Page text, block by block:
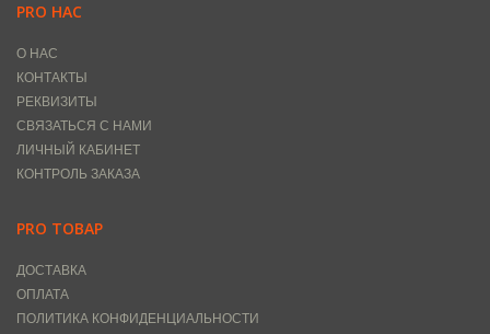
PRO НАС
О НАС
КОНТАКТЫ
РЕКВИЗИТЫ
СВЯЗАТЬСЯ С НАМИ
ЛИЧНЫЙ КАБИНЕТ
КОНТРОЛЬ ЗАКАЗА
PRO ТОВАР
ДОСТАВКА
ОПЛАТА
ПОЛИТИКА КОНФИДЕНЦИАЛЬНОСТИ